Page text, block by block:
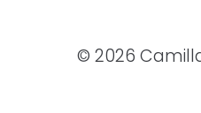
© 2026